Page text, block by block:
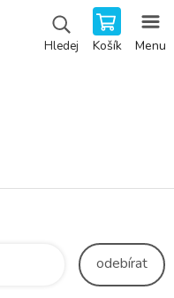
Hledej Košík Menu
odebírat